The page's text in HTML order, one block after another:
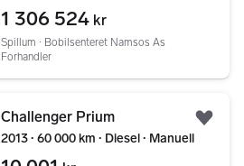
1 306 524 kr
Spillum ∙ Bobilsenteret Namsos As
Forhandler
Challenger Prium
2013 ∙ 60 000 km ∙ Diesel ∙ Manuell